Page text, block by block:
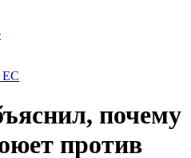
ЕС
почему
против